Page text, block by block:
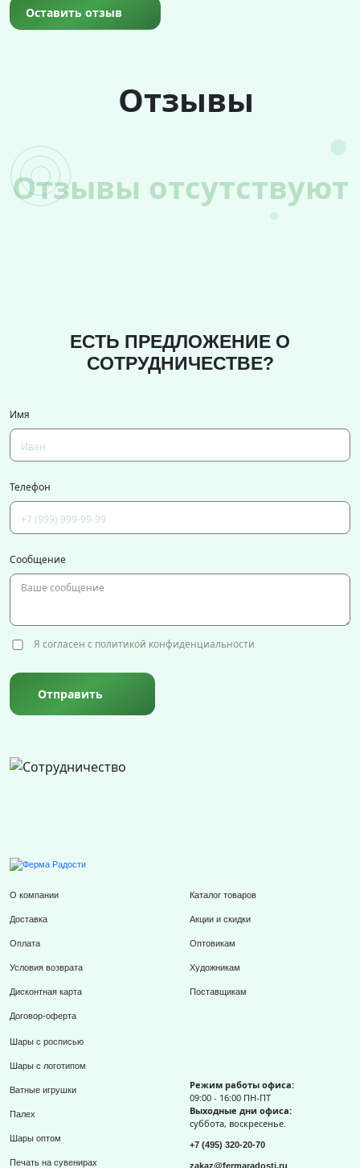
Оставить отзыв
Отзывы
Отзывы отсутствуют
ЕСТЬ ПРЕДЛОЖЕНИЕ О
СОТРУДНИЧЕСТВЕ?
Имя
Телефон
Сообщение
Я согласен с политикой конфиденциальности
Отправить
О компании
Доставка
Оплата
Условия возврата
Дисконтная карта
Договор-оферта
Каталог товаров
Акции и скидки
Оптовикам
Художникам
Поставщикам
Шары с росписью
Шары с логотипом
Ватные игрушки
Палех
Шары оптом
Печать на сувенирах
Режим работы офиса:
09:00 - 16:00 ПН-ПТ
Выходные дни офиса:
суббота, воскресенье.
+7 (495) 320-20-70
zakaz@fermaradosti.ru